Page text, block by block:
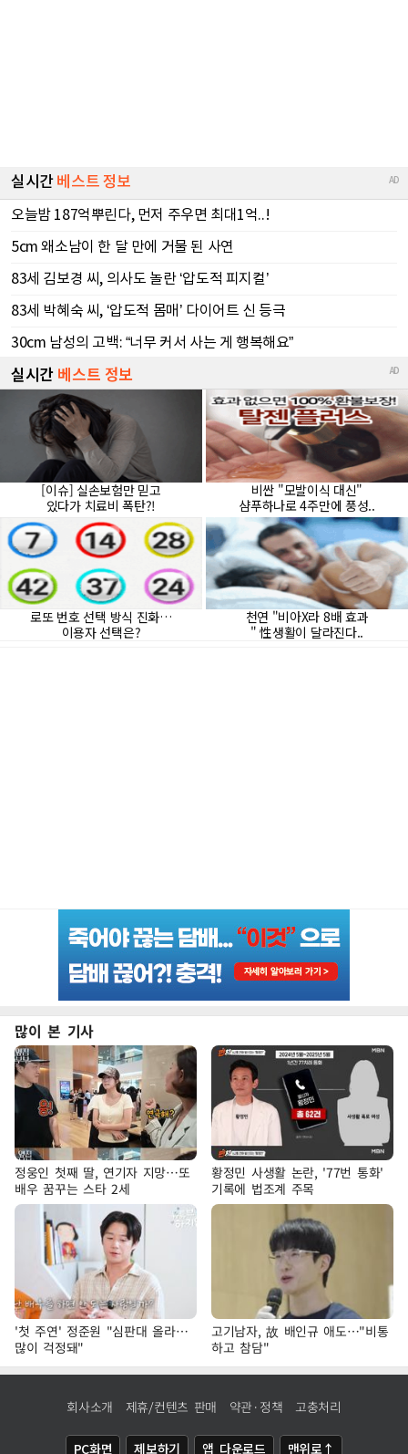
많이 본 기사
정웅인 첫째 딸, 연기자 지망…또
배우 꿈꾸는 스타 2세
황정민 사생활 논란, '77번 통화'
기록에 법조계 주목
'첫 주연' 정준원 "심판대 올라…
많이 걱정돼"
고기남자, 故 배인규 애도…"비통
하고 참담"
회사소개 제휴/컨텐츠 판매 약관·정책 고충처리
PC화면 제보하기 앱 다운로드 맨위로↑